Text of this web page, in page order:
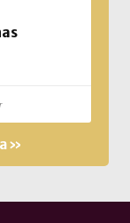
»